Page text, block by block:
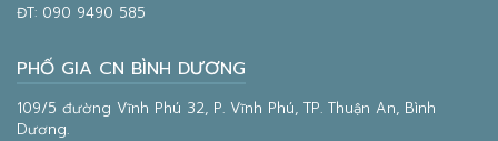
ĐT: 090 9490 585
PHỐ GIA CN BÌNH DƯƠNG
109/5 đường Vĩnh Phú 32, P. Vĩnh Phú, TP. Thuận An, Bình
Dương.